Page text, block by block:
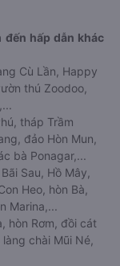
đến hấp dẫn khác
Cù Lần, Happy
thú Zoodoo,
tháp Trầm
đảo Hòn Mun,
bà Ponagar,...
Sau, Hồ Mây,
Heo, hòn Bà,
Marina,...
hòn Rơm, đồi cát
chài Mũi Né,